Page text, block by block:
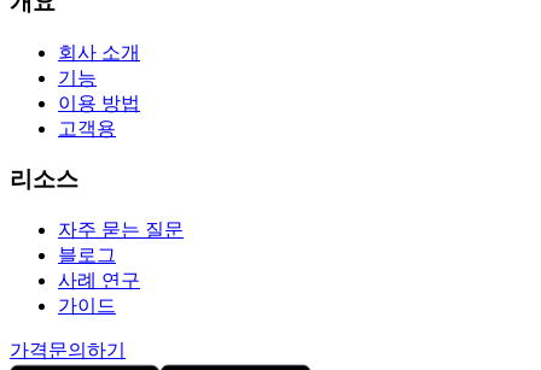
회사 소개
기능
이용 방법
고객용
리소스
자주 묻는 질문
블로그
사례 연구
가이드
가격문의하기